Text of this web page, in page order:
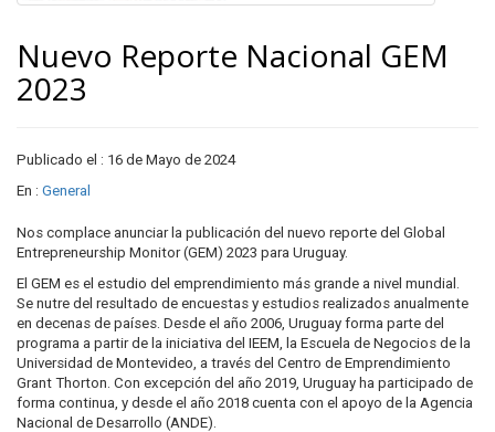
Nuevo Reporte Nacional GEM
2023
Publicado el : 16 de Mayo de 2024
En : General
Nos complace anunciar la publicación del nuevo reporte del Global
Entrepreneurship Monitor (GEM) 2023 para Uruguay.
El GEM es el estudio del emprendimiento más grande a nivel mundial.
Se nutre del resultado de encuestas y estudios realizados anualmente
en decenas de países. Desde el año 2006, Uruguay forma parte del
programa a partir de la iniciativa del IEEM, la Escuela de Negocios de la
Universidad de Montevideo, a través del Centro de Emprendimiento
Grant Thorton. Con excepción del año 2019, Uruguay ha participado de
forma continua, y desde el año 2018 cuenta con el apoyo de la Agencia
Nacional de Desarrollo (ANDE).